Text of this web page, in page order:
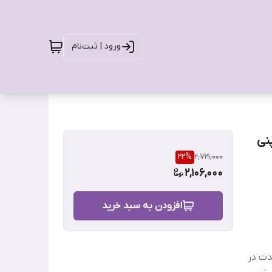
ورود | ثبت‌نام
در
2,721,000
22%
2,106,000
افزودن به سبد خرید